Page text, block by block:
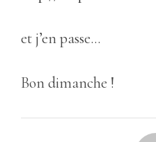
et j’en passe…
Bon dimanche !